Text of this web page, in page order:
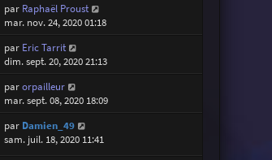
par Raphaël Proust
mar. nov. 24, 2020 01:18
par Eric Tarrit
dim. sept. 20, 2020 21:13
parorpailleur
mar. sept. 08, 2020 18:09
par Damien_49
sam. juil. 18, 2020 11:41